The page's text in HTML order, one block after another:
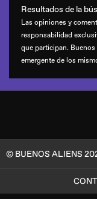
Resultados de la
Las opiniones y
responsabilidad
que participan.
emergente de los
© BUENOS ALIENS